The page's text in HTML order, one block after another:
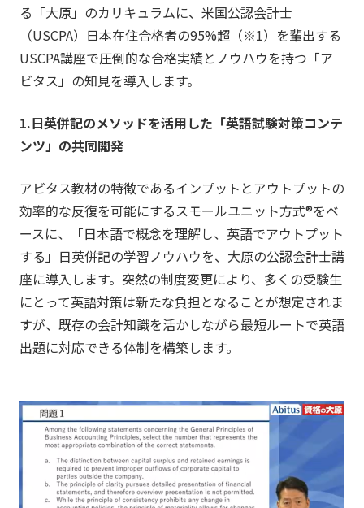
る「大原」のカリキュラムに、米国公認会計士
（USCPA）日本在住合格者の95%超（※1）を輩出する
USCPA講座で圧倒的な合格実績とノウハウを持つ「ア
ビタス」の知見を導入します。
1.日英併記のメソッドを活用した「英語試験対策コンテ
ンツ」の共同開発
アビタス教材の特徴であるインプットとアウトプットの
効率的な反復を可能にするスモールユニット方式®をベ
ースに、「日本語で概念を理解し、英語でアウトプット
する」日英併記の学習ノウハウを、大原の公認会計士講
座に導入します。突然の制度変更により、多くの受験生
にとって英語対策は新たな負担となることが想定されま
すが、既存の会計知識を活かしながら最短ルートで英語
出題に対応できる体制を構築します。